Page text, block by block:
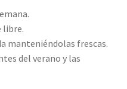
libre.
manteniéndolas frescas.
del verano y las